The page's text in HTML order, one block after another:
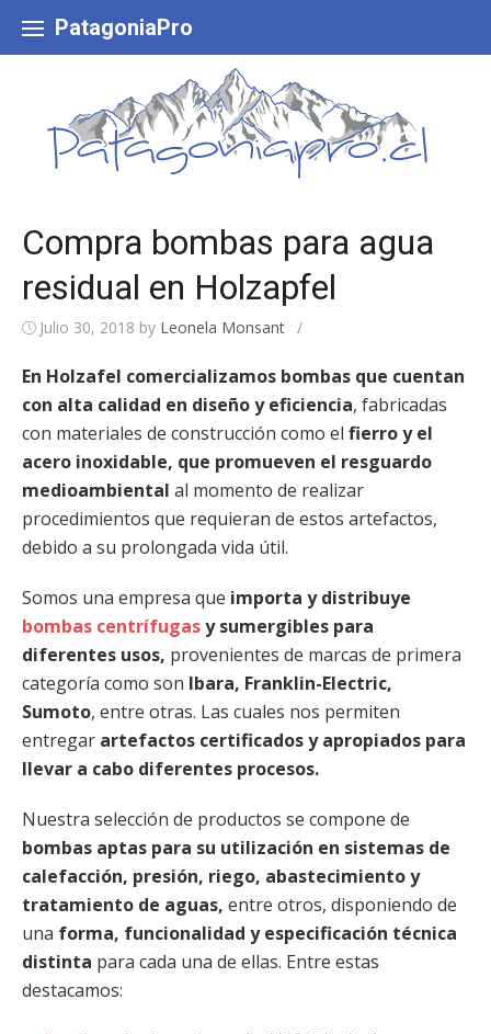
content
PatagoniaPro
Compra bombas para agua
residual en Holzapfel
Julio 30, 2018 by Leonela Monsant /
En Holzafel comercializamos bombas que cuentan
con alta calidad en diseño y eficiencia, fabricadas
con materiales de construcción como el fierro y el
acero inoxidable, que promueven el resguardo
medioambiental al momento de realizar
procedimientos que requieran de estos artefactos,
debido a su prolongada vida útil.
Somos una empresa que importa y distribuye
bombas centrífugasy sumergibles para
diferentes usos, provenientes de marcas de primera
categoría como son Ibara, Franklin-Electric,
Sumoto, entre otras. Las cuales nos permiten
entregar artefactos certificados y apropiados para
llevar a cabo diferentes procesos.
Nuestra selección de productos se compone de
bombas aptas para su utilización en sistemas de
calefacción, presión, riego, abastecimiento y
tratamiento de aguas, entre otros, disponiendo de
una forma, funcionalidad y especificación técnica
distinta para cada una de ellas. Entre estas
destacamos: